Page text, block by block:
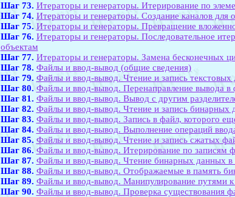
Шаг 73. Итераторы и генераторы. Итерирование по
Шаг 74. Итераторы и генераторы. Создание каналов для
Шаг 75. Итераторы и генераторы. Превращение
Шаг 76. Итераторы и генераторы. Последовательное
объектам
Шаг 77. Итераторы и генераторы. Замена бесконечных
Шаг 78. Файлы и ввод-вывод (общие сведения)
Шаг 79. Файлы и ввод-вывод. Чтение и запись текстовых
Шаг 80. Файлы и ввод-вывод. Перенаправление вывода в
Шаг 81. Файлы и ввод-вывод. Вывод с другим
Шаг 82. Файлы и ввод-вывод. Чтение и запись бинарных
Шаг 83. Файлы и ввод-вывод. Запись в файл, которого
Шаг 84. Файлы и ввод-вывод. Выполнение операций
Шаг 85. Файлы и ввод-вывод. Чтение и запись сжатых
Шаг 86. Файлы и ввод-вывод. Итерирование по записям
Шаг 87. Файлы и ввод-вывод. Чтение бинарных данных
Шаг 88. Файлы и ввод-вывод. Отображаемые в память
Шаг 89. Файлы и ввод-вывод. Манипулирование путями
Шаг 90. Файлы и ввод-вывод. Проверка существования